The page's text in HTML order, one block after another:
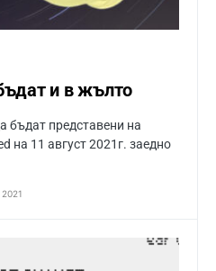
и в жълто
бъдат представени на
на 11 август 2021г. заедно